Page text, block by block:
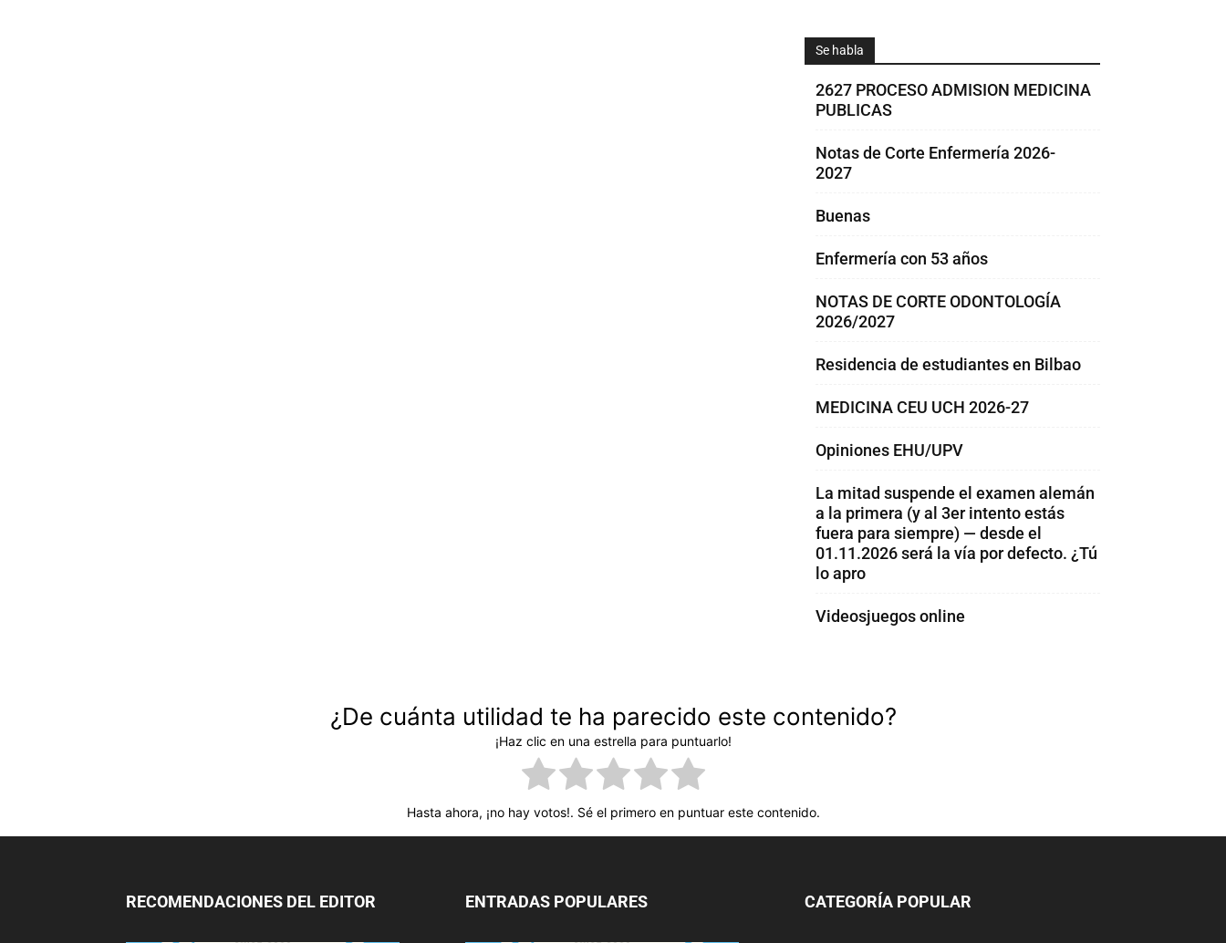
Se habla
2627 PROCESO ADMISION MEDICINA
PUBLICAS
Notas de Corte Enfermería 2026-
2027
Buenas
Enfermería con 53 años
NOTAS DE CORTE ODONTOLOGÍA
2026/2027
Residencia de estudiantes en Bilbao
MEDICINA CEU UCH 2026-27
Opiniones EHU/UPV
La mitad suspende el examen alemán
a la primera (y al 3er intento estás
fuera para siempre) — desde el
01.11.2026 será la vía por defecto. ¿Tú
lo apro
Videosjuegos online
¿De cuánta utilidad te ha parecido este contenido?
¡Haz clic en una estrella para puntuarlo!
Hasta ahora, ¡no hay votos!. Sé el primero en puntuar este contenido.
RECOMENDACIONES DEL EDITOR ENTRADAS POPULARES CATEGORÍA POPULAR